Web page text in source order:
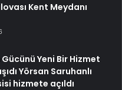
Kent Meydanı
Yeni Bir Hizmet
Yörsan Saruhanlı
hizmete açıldı